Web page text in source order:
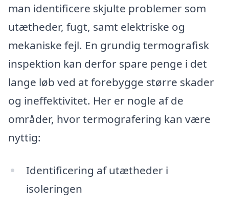
man identificere skjulte problemer som
utætheder, fugt, samt elektriske og
mekaniske fejl. En grundig termografisk
inspektion kan derfor spare penge i det
lange løb ved at forebygge større skader
og ineffektivitet. Her er nogle af de
områder, hvor termografering kan være
nyttig:
Identificering af utætheder i
isoleringen